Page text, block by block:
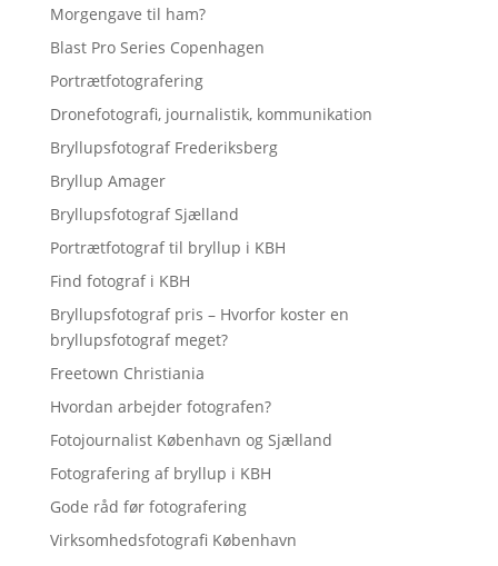
Morgengave til ham?
Blast Pro Series Copenhagen
Portrætfotografering
Dronefotografi, journalistik, kommunikation
Bryllupsfotograf Frederiksberg
Bryllup Amager
Bryllupsfotograf Sjælland
Portrætfotograf til bryllup i KBH
Find fotograf i KBH
Bryllupsfotograf pris – Hvorfor koster en
bryllupsfotograf meget?
Freetown Christiania
Hvordan arbejder fotografen?
Fotojournalist København og Sjælland
Fotografering af bryllup i KBH
Gode råd før fotografering
Virksomhedsfotografi København